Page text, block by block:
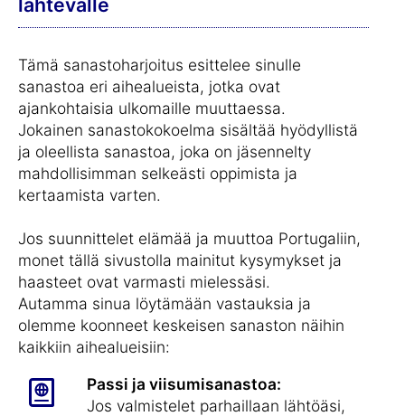
Tämä sanastoharjoitus esittelee sinulle
sanastoa eri aihealueista, jotka ovat
ajankohtaisia ulkomaille muuttaessa.
Jokainen sanastokokoelma sisältää hyödyllistä
ja oleellista sanastoa, joka on jäsennelty
mahdollisimman selkeästi oppimista ja
kertaamista varten.
Jos suunnittelet elämää ja muuttoa Portugaliin,
monet tällä sivustolla mainitut kysymykset ja
haasteet ovat varmasti mielessäsi.
Autamma sinua löytämään vastauksia ja
olemme koonneet keskeisen sanaston näihin
kaikkiin aihealueisiin:
Passi ja viisumisanastoa:
Jos valmistelet parhaillaan lähtöäsi,